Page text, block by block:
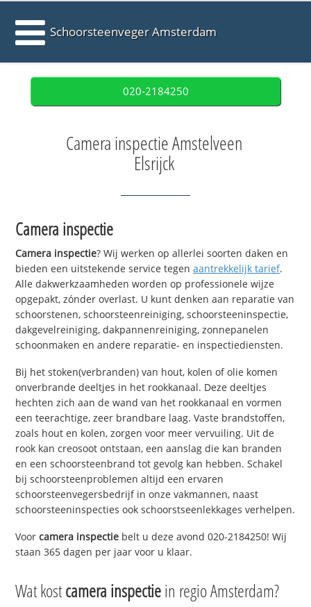
Schoorsteenveger Amsterdam
020-2184250
Camera inspectie Amstelveen
Elsrijck
Camera inspectie
Camera inspectie? Wij werken op allerlei soorten daken en
bieden een uitstekende service tegenaantrekkelijk tarief.
Alle dakwerkzaamheden worden op professionele wijze
opgepakt, zónder overlast. U kunt denken aan reparatie van
schoorstenen, schoorsteenreiniging, schoorsteeninspectie,
dakgevelreiniging, dakpannenreiniging, zonnepanelen
schoonmaken en andere reparatie- en inspectiediensten.
Bij het stoken(verbranden) van hout, kolen of olie komen
onverbrande deeltjes in het rookkanaal. Deze deeltjes
hechten zich aan de wand van het rookkanaal en vormen
een teerachtige, zeer brandbare laag. Vaste brandstoffen,
zoals hout en kolen, zorgen voor meer vervuiling. Uit de
rook kan creosoot ontstaan, een aanslag die kan branden
en een schoorsteenbrand tot gevolg kan hebben. Schakel
bij schoorsteenproblemen altijd een ervaren
schoorsteenvegersbedrijf in onze vakmannen, naast
schoorsteeninspecties ook schoorstseenlekkages verhelpen.
Voorcamera inspectie belt u deze avond 020-2184250! Wij
staan 365 dagen per jaar voor u klaar.
Wat kostcamera inspectiein regio Amsterdam?